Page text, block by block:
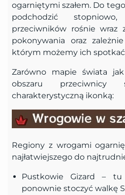
ogarniętymi szałem. Do
podchodzić
przeciwników rośnie wraz
pokonywania oraz
którym możemy ich
Zarówno mapie świata
obszaru przeciwnicy
charakterystyczną ikonką:
Regiony z wrogami
najłatwiejszego do
Pustkowie Gizard –
ponownie stoczyć walkę